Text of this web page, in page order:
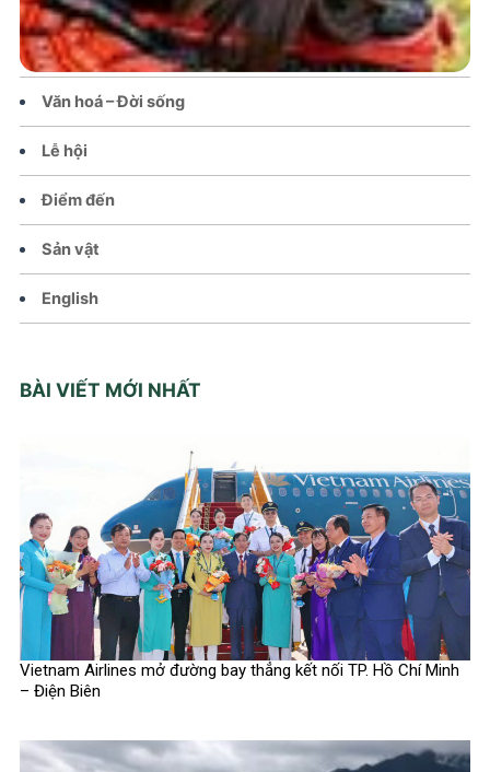
Chính sách
Văn hoá – Đời sống
Lễ hội
Điểm đến
Sản vật
English
BÀI VIẾT MỚI NHẤT
Vietnam Airlines mở đường bay thẳng kết nối TP. Hồ Chí Minh
– Điện Biên